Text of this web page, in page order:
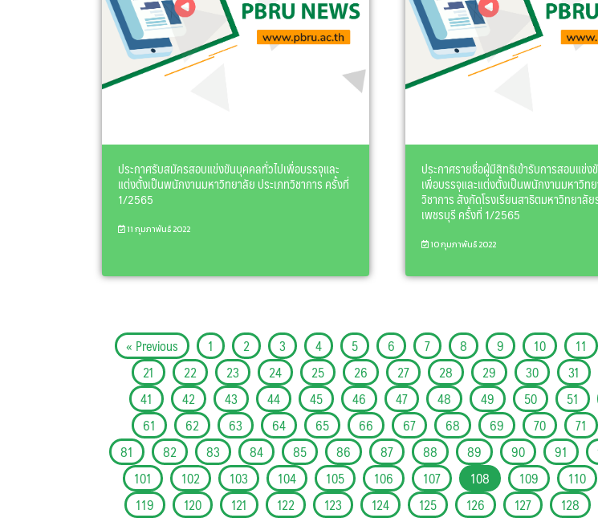
ประกาศรับสมัครสอบแข่งขันบุคคลทั่วไปเพื่อบรรจุและ
แต่งตั้งเป็นพนักงานมหาวิทยาลัย ประเภทวิชาการ ครั้งที่
1/2565
11 กุมภาพันธ์ 2022
ประกาศรายชื่อผู้มีสิทธิเข้ารับการสอบแข่
เพื่อบรรจุและแต่งตั้งเป็นพนักงานมหาวิท
วิชาการ สังกัดโรงเรียนสาธิตมหาวิทยาลั
เพชรบุรี ครั้งที่ 1/2565
10 กุมภาพันธ์ 2022
« Previous 1 2 3 4 5 6 7 8 9 10 11
21
22 23 24 25 26 27 28 29 30 31
41
42 43 44 45 46 47 48 49 50 51
61
62 63 64 65 66 67 68 69 70 71
81
82 83 84 85 86 87 88 89 90 91
101
102 103 104 105 106 107 108 109 110
119
120 121 122 123 124 125 126 127 128